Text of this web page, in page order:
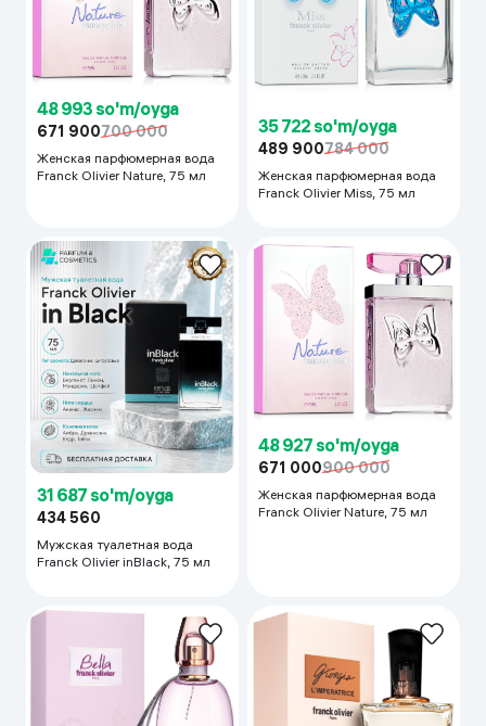
48 993 so'm/oyga
671 900700 000
Женская парфюмерная вода
Franck Olivier Nature, 75 мл
35 722 so'm/oyga
489 900784 000
Женская парфюмерная вода
Franck Olivier Miss, 75 мл
31 687 so'm/oyga
434 560
Мужская туалетная вода
Franck Olivier inBlack, 75 мл
48 927 so'm/oyga
671 000900 000
Женская парфюмерная вода
Franck Olivier Nature, 75 мл